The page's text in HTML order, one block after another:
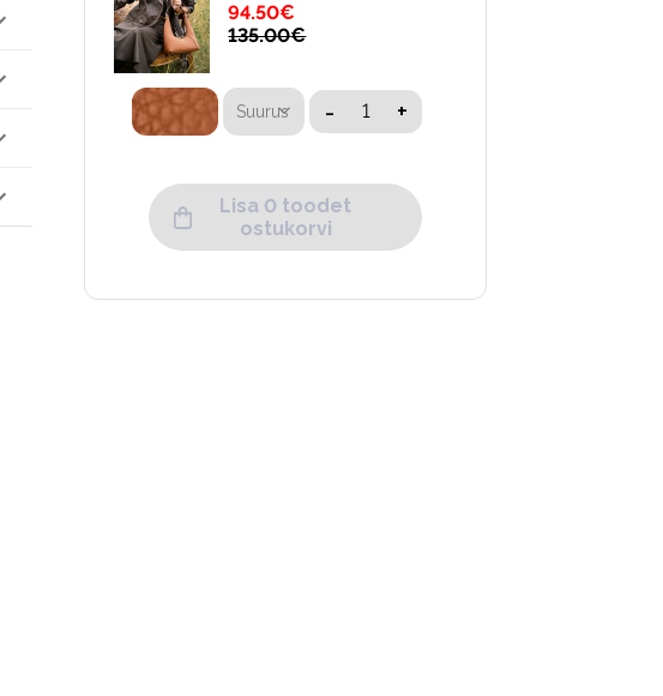
94.50€
135.00€
Suurus - +
Lisa 0 toodet
ostukorvi